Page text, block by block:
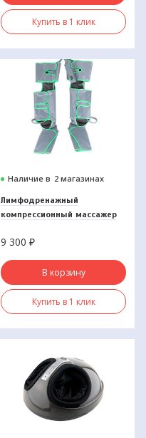
Купить в 1 клик
Наличие в 2 магазинах
Лимфодренажный
компрессионный массажер
9 300₽
В корзину
Купить в 1 клик